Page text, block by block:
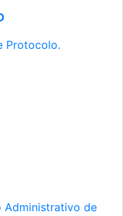
Protocolo.
Administrativo de